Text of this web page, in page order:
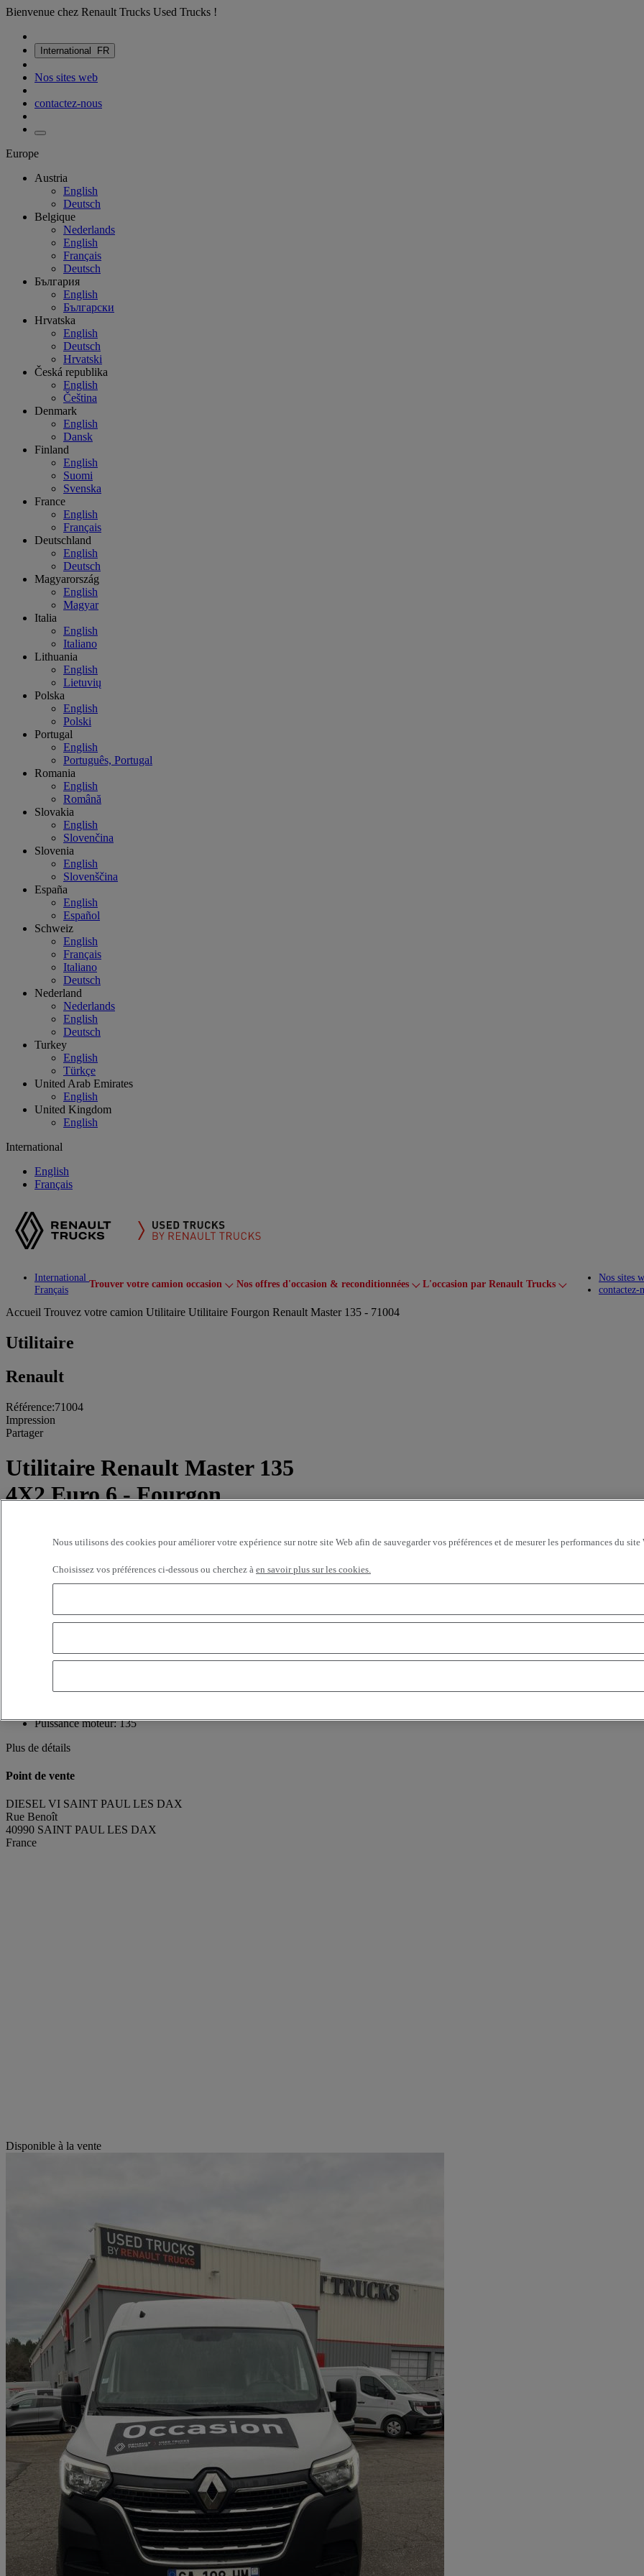
Bienvenue chez Renault Trucks Used Trucks !
International FR
Nos sites web
contactez-nous
Europe
Austria
English
Deutsch
Belgique
Nederlands
English
Français
Deutsch
България
English
Български
Hrvatska
English
Deutsch
Hrvatski
Česká republika
English
Čeština
Denmark
English
Dansk
Finland
English
Suomi
Svenska
France
English
Français
Deutschland
English
Deutsch
Magyarország
English
Magyar
Italia
English
Italiano
Lithuania
English
Lietuvių
Polska
English
Polski
Portugal
English
Português, Portugal
Romania
English
Română
Slovakia
English
Slovenčina
Slovenia
English
Slovenščina
España
English
Español
Schweiz
English
Français
Italiano
Deutsch
Nederland
Nederlands
English
Deutsch
Turkey
English
Türkçe
United Arab Emirates
English
United Kingdom
English
International
English
Français
International
Français
Trouver votre camion occasion Toggle submenu
Nos offres d'occasion & reconditionnées Toggle submenu
L'occasion par Renault Trucks Toggle submenu
Nos sites
contactez-
Accueil Trouvez votre camion Utilitaire Utilitaire Fourgon Renault Master 135 - 71004
Utilitaire
Renault
Référence:71004
Impression
Partager
Utilitaire Renault Master 135
4X2 Euro 6 - Fourgon
DIESEL VI SAINT PAUL LES DAX
Puissance moteur:135
Plus de détails
Point de vente
DIESEL VI SAINT PAUL LES DAX
Rue Benoît
40990 SAINT PAUL LES DAX
France
Disponible à la vente
Nous utilisons des cookies pour améliorer votre expérience sur notre site Web afin de sauvegarder vos préférences et de mesurer les performances du
Choisissez vos préférences ci-dessous ou cherchez à en savoir plus sur les cookies.